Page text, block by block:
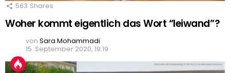
563 Shares
Woher kommt eigentlich das Wort “leiwand”?
von Sara Mohammadi
15. September 2020, 19:19